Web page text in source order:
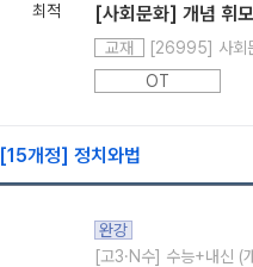
최적 [사회문화] 개념 휘
교재
[26995] 사회
OT
[15개정] 정치와법
완강
[고3·N수] 수능+내신 (